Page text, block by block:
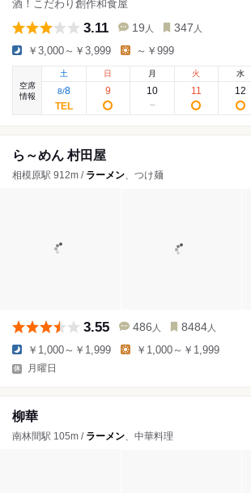
酒！こだわり創作和食屋
3.11 19 人 347 人
￥3,000～￥3,999 ～￥999
空席
情報
土
8/8
日
9
月
10
火
11
水
12
ら～めん 村田屋
相模原駅 912m / ラーメン、つけ麺
3.55 486 人 8484 人
￥1,000～￥1,999 ￥1,000～￥1,999
月曜日
柳華
南林間駅 105m / ラーメン、中華料理